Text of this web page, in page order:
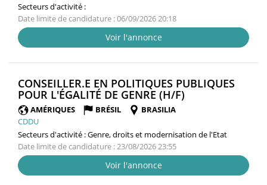
Secteurs d'activité :
Date limite de candidature : 06/09/2026 20:18
Voir l'annonce
CONSEILLER.E EN POLITIQUES PUBLIQUES
POUR L'ÉGALITÉ DE GENRE (H/F) (NOUVELLE
AMÉRIQUES BRÉSIL
BRASILIA
CDDU
Secteurs d'activité :Genre, droits et modernisation de l'Etat
Date limite de candidature : 23/08/2026 23:55
Voir l'annonce